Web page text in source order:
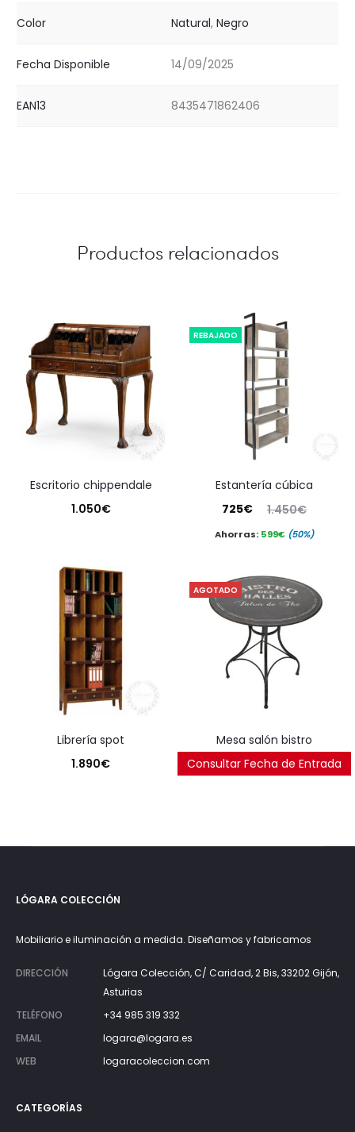
Color Natural, Negro
Fecha Disponible 14/09/2025
EAN13 8435471862406
Productos relacionados
escritorio chippendale
1.050€
REBAJADO
estantería cúbica
1.450€
El
precio
era:
1.450€.
725€
precio
es:
725€.
Ahorras: 599€ (50%)
librería spot
1.890€
AGOTADO
mesa salón bistro
250€
Consultar Fecha de Entrada
LÓGARA COLECCIÓN
Mobiliario e iluminación a medida. Diseñamos y fabricamos
DIRECCIÓN
Lógara Colección, C/ Caridad, 2 Bis, 33202 Gijón,
Asturias
TELÉFONO
+34 985 319 332
EMAIL
logara@logara.es
WEB
logaracoleccion.com
CATEGORÍAS